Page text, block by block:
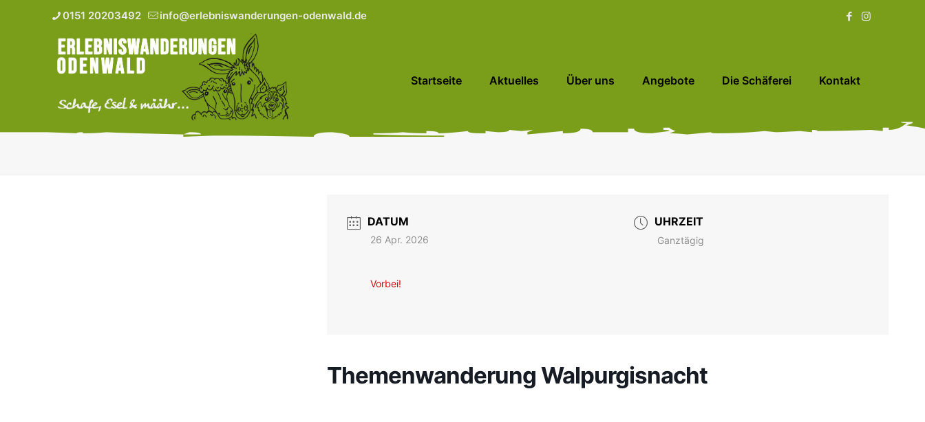
0151 20203492 info@erlebniswanderungen-odenwald.de
Startseite Aktuelles Über uns Angebote Die Schäferei Kontakt
DATUM
26 Apr. 2026
Vorbei!
UHRZEIT
Ganztägig
Themenwanderung Walpurgisnacht